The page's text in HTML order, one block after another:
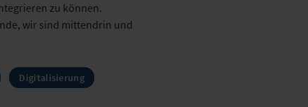
zu können.
wir sind mittendrin und
Digitalisierung